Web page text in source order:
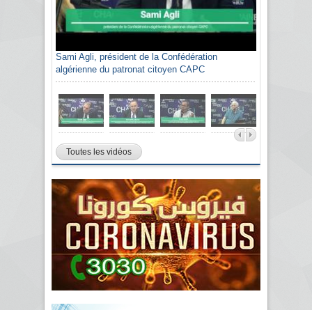
Sami Agli, président de la Confédération
algérienne du patronat citoyen CAPC
Toutes les vidéos